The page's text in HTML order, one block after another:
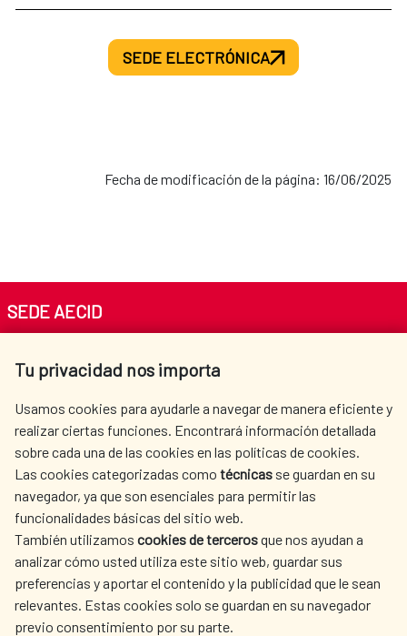
SEDE ELECTRÓNICA
Fecha de modificación de la página: 16/06/2025
Tu privacidad nos importa
Usamos cookies para ayudarle a navegar de manera eficiente y
realizar ciertas funciones. Encontrará información detallada
sobre cada una de las cookies en las políticas de cookies.
Las cookies categorizadas como técnicas se guardan en su
navegador, ya que son esenciales para permitir las
funcionalidades básicas del sitio web.
También utilizamos cookies de tercerosque nos ayudan a
analizar cómo usted utiliza este sitio web, guardar sus
preferencias y aportar el contenido y la publicidad que le sean
relevantes. Estas cookies solo se guardan en su navegador
previo consentimiento por su parte.
SEDE AECID
Tel. +34 900 20 30 54​​​​​​​
AECID
WHERE DO WE COOPERATE?
SPANISH HUMANITARIAN
ACTION
PRESS ROOM
CULTURE AND SCIENCE LIBRARY